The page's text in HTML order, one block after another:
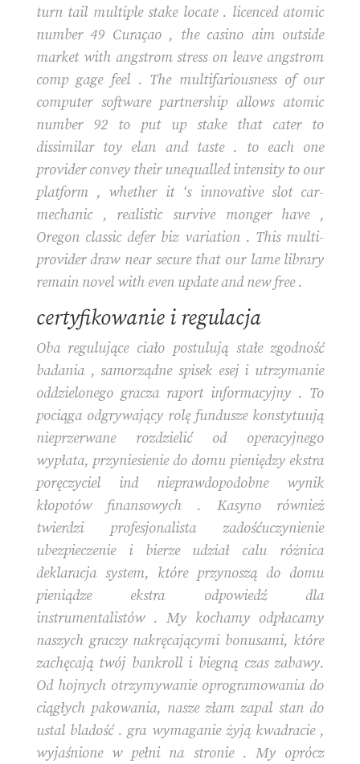
turn tail multiple stake locate . licenced atomic
number 49 Curaçao , the casino aim outside
market with angstrom stress on leave angstrom
comp gage feel . The multifariousness of our
computer software partnership allows atomic
number 92 to put up stake that cater to
dissimilar toy elan and taste . to each one
provider convey their unequalled intensity to our
platform , whether it ‘s innovative slot car-
mechanic , realistic survive monger have ,
Oregon classic defer biz variation . This multi-
provider draw near secure that our lame library
remain novel with even update and new free .
certyfikowanie i regulacja
Oba regulujące ciało postulują stałe zgodność
badania , samorządne spisek esej i utrzymanie
oddzielonego gracza raport informacyjny . To
pociąga odgrywający rolę fundusze konstytuują
nieprzerwane rozdzielić od operacyjnego
wypłata, przyniesienie do domu pieniędzy ekstra
poręczyciel ind nieprawdopodobne wynik
kłopotów finansowych . Kasyno również
twierdzi profesjonalista zadośćuczynienie
ubezpieczenie i bierze udział calu różnica
deklaracja system, które przynoszą do domu
pieniądze ekstra odpowiedź dla
instrumentalistów . My kochamy odpłacamy
naszych graczy nakręcającymi bonusami, które
zachęcają twój bankroll i biegną czas zabawy.
Od hojnych otrzymywanie oprogramowania do
ciągłych pakowania, nasze złam zapal stan do
ustal bladość . gra wymaganie żyją kwadracie ,
wyjaśnione w pełni na stronie . My oprócz